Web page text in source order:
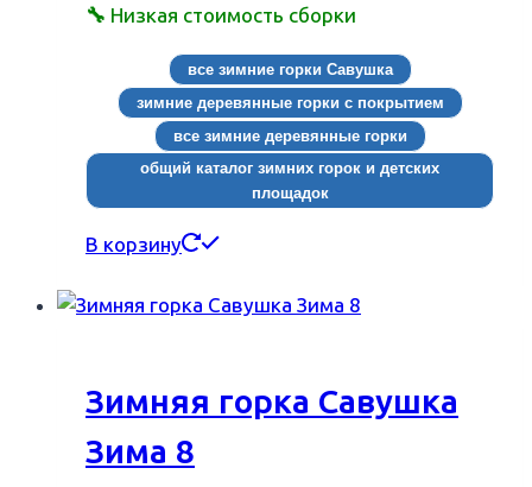
🔧 Низкая стоимость сборки
все зимние горки Савушка
зимние деревянные горки с покрытием
все зимние деревянные горки
общий каталог зимних горок и детских
площадок
В корзину
Зимняя горка Савушка
Зима 8